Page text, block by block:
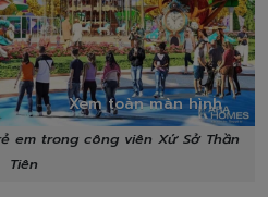
Xem toàn màn hình
em trong công viên Xứ Sở Thần
Tiên